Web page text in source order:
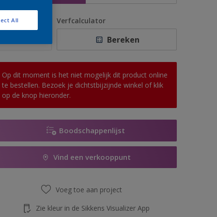
Verfcalculator
Bereken
Op dit moment is het niet mogelijk dit product online
te bestellen. Bezoek je dichtstbijzijnde winkel of klik
op de knop hieronder.
Boodschappenlijst
Vind een verkooppunt
Voeg toe aan project
Zie kleur in de Sikkens Visualizer App
All